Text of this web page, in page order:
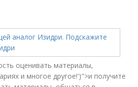
оценивать материалы,
и многое другое!')">и получите